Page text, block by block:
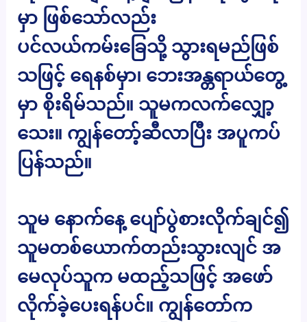
မှာ ဖြစ်သော်လည်း
ပင်လယ်ကမ်းခြေသို့ သွားရမည်ဖြစ်
သဖြင့် ရေနစ်မှာ၊ ဘေးအန္တရာယ်တွေ့
မှာ စိုးရိမ်သည်။ သူမကလက်လျှော့
သေး။ ကျွန်တော့်ဆီလာပြီး အပူကပ်
ပြန်သည်။
သူမ နောက်နေ့ ပျော်ပွဲစားလိုက်ချင်၍
သူမတစ်ယောက်တည်းသွားလျင် အ
မေလုပ်သူက မထည့်သဖြင့် အဖော်
လိုက်ခဲ့ပေးရန်ပင်။ ကျွန်တော်က